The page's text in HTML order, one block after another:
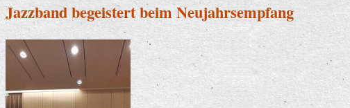
Jazzband begeistert beim Neujahrsempfang